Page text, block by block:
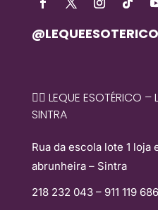
@LEQUEESOTERICO
🧙‍♀️ LEQUE ESOTÉRICO
SINTRA
Rua da escola lote 1 loja
abrunheira – Sintra
218 232 043 – 911 119 686